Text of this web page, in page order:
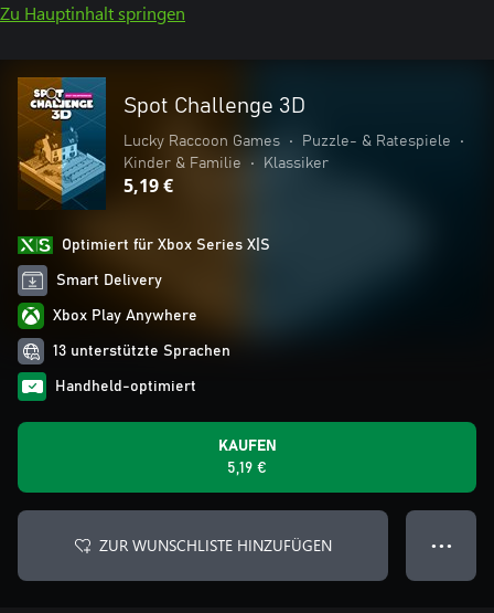
Zu Hauptinhalt springen
Spot Challenge 3D
Lucky Raccoon Games • Puzzle- & Ratespiele
•
Kinder & Familie
• Klassiker
5,19 €
Optimiert für Xbox Series X|S
Smart Delivery
Xbox Play Anywhere
13 unterstützte Sprachen
Handheld-optimiert
KAUFEN
5,19 €
ZUR WUNSCHLISTE HINZUFÜGEN ● ● ●